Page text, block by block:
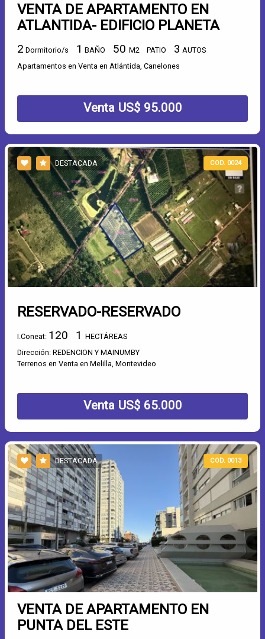
VENTA DE APARTAMENTO EN
ATLANTIDA- EDIFICIO PLANETA
2 Dormitorio/s 1 BAÑO 50 M2 PATIO 3 AUTOS
Apartamentos en Venta en Atlántida, Canelones
Venta US$ 95.000
DESTACADA COD. 0024
RESERVADO-RESERVADO
I.Coneat: 120 1 HECTÁREAS
Dirección: REDENCION Y MAINUMBY
Terrenos en Venta en Melilla, Montevideo
Venta US$ 65.000
DESTACADA COD. 0013
VENTA DE APARTAMENTO EN
PUNTA DEL ESTE